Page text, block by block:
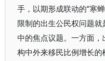
手，以期形成联动的“寒
限制的出生公民权问题
中的焦点议题。一方面
构中外来移民比例增长